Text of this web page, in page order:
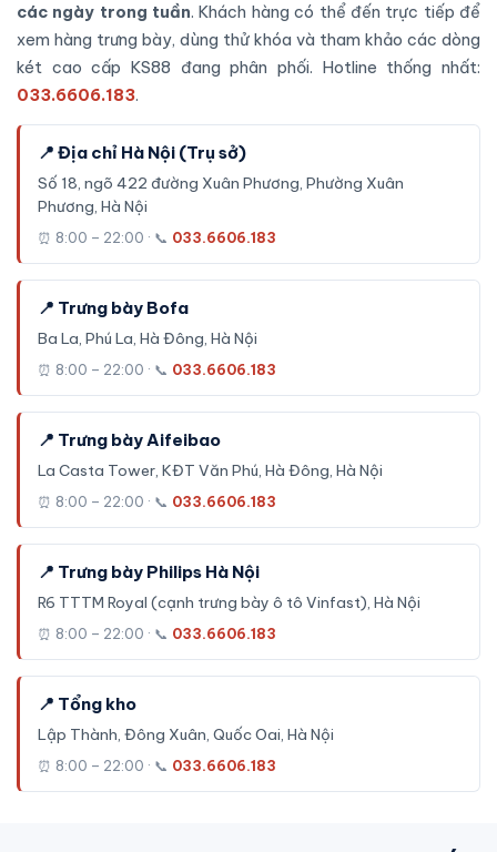
các ngày trong tuần. Khách hàng có thể đến trực tiếp để
xem hàng trưng bày, dùng thử khóa và tham khảo các dòng
két cao cấp KS88 đang phân phối. Hotline thống nhất:
033.6606.183.
📍 Địa chỉ Hà Nội (Trụ sở)
Số 18, ngõ 422 đường Xuân Phương, Phường Xuân
Phương, Hà Nội
⏰ 8:00 – 22:00 · 📞 033.6606.183
📍 Trưng bày Bofa
Ba La, Phú La, Hà Đông, Hà Nội
⏰ 8:00 – 22:00 · 📞 033.6606.183
📍 Trưng bày Aifeibao
La Casta Tower, KĐT Văn Phú, Hà Đông, Hà Nội
⏰ 8:00 – 22:00 · 📞 033.6606.183
📍 Trưng bày Philips Hà Nội
R6 TTTM Royal (cạnh trưng bày ô tô Vinfast), Hà Nội
⏰ 8:00 – 22:00 · 📞 033.6606.183
📍 Tổng kho
Lập Thành, Đông Xuân, Quốc Oai, Hà Nội
⏰ 8:00 – 22:00 · 📞 033.6606.183